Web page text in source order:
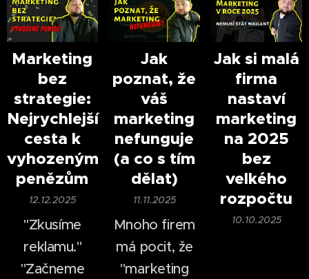
růst firmy.
pár lety bylo
natáčení videí
časově i
finančně
náročné —
dnes dokáže
firma vytvořit
profesionálně
vypadající
desítek minut.
roky
dramaticky
změnil.
V roce 2026
užnestačí mít
web, logo a
pár příspěvků
sociálních
sítích.
Marketing
bez
strategie:
Nejrychlejší
cesta k
vyhozeným
penězům
12.12.2025
"Zkusíme
reklamu."
"Začneme
Jak
poznat, že
váš
marketing
nefunguje
(a co s tím
dělat)
11.11.2025
Mnoho firem
má pocit, že
"marketing
Jak si malá
firma
nastaví
marketing
na 2025
bez
velkého
rozpočtu
10.10.2025